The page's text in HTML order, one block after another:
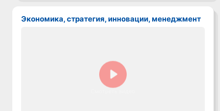
Экономика, стратегия, инновации, менеджмент